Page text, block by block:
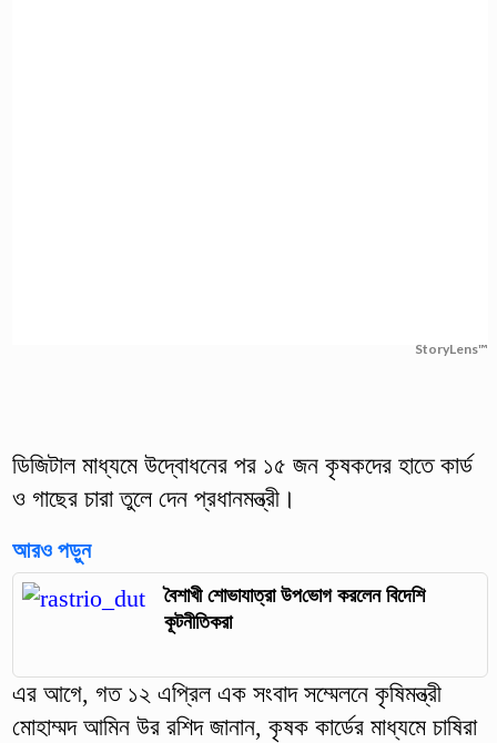
StoryLens™
ডিজিটাল মাধ্যমে উদ্বোধনের পর ১৫ জন কৃষকদের হাতে কার্ড
ও গাছের চারা তুলে দেন প্রধানমন্ত্রী।
আরও পড়ুন
বৈশাখী শোভাযাত্রা উপ‌ভোগ করলেন বিদেশি
কূটনীতিকরা
এর আগে, গত ১২ এপ্রিল এক সংবাদ সম্মেলনে কৃষিমন্ত্রী
মোহাম্মদ আমিন উর রশিদ জানান, কৃষক কার্ডের মাধ্যমে চাষিরা